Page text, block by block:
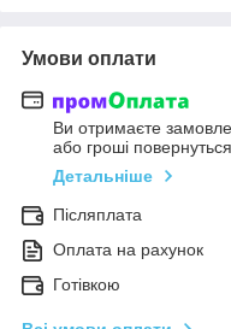
Умови оплати
Ви отримаєте
або гроші
Детальніше
Післяплата
Оплата на рахунок
Готівкою